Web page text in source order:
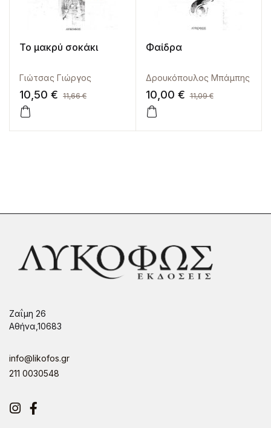
Το μακρύ σοκάκι
Γιώτσας Γιώργος
10,50 € 11,66€
Φαίδρα
Δρουκόπουλος Μπάμπης
10,00 € 11,09€
Ζαΐμη 26
Αθήνα,10683
info@likofos.gr
211 0030548
Instagram
Facebook